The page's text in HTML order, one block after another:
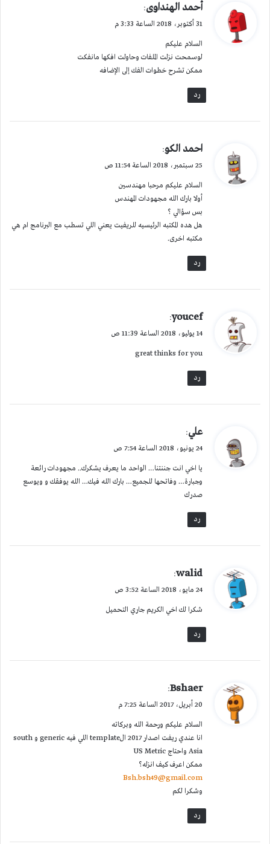
ي
ل
أحمد الهنداوى:
31 أكتوبر، 2018 الساعة 3:33 م
السلام عليكم
لوسمحت نزلت الملفات وحاولت افكها مانفكت
ممكن تشرح خطوات الفك إلى الإضافه
رد
ي
ل
احمد الكو:
25 سبتمبر، 2018 الساعة 11:54 ص
السلام عليكم مرحبا مهندسين
أولا بارك الله مجهودات المهندس
بس سؤالي ؟
هل هده المكتبه الرئيسيه للريفيت يعني اللي تسطب مع البرنامج ام هي
مكتبه اخرى.
رد
ي
ل
youcef
:
14 يوليو، 2018 الساعة 11:39 ص
great thinks for you
رد
ي
ل
علي:
24 يونيو، 2018 الساعة 7:54 ص
يا اخي انت جننتنا… الواحد ما يعرف يشكرك.. مجهودات رائعة
وجبارة… وفاتحها للجميع… بارك الله فيك… الله يوفقك و ويوسع
صدرك
رد
ي
ل
walid
:
24 مايو، 2018 الساعة 3:52 ص
شكرا لك اخي الكريم جاري التحميل
رد
ي
ق
ل
Bshaer
:
20 أبريل، 2017 الساعة 7:25 م
السلام عليكم ورحمة الله وبركاته
انا عندي ريفت اصدار 2017 الtemplate اللي فيه generic و south
Asia واحتاج US Metric
ممكن اعرف كيف انزله؟
Bsh.bsh49@gmail.com
وشكرا لكم
رد